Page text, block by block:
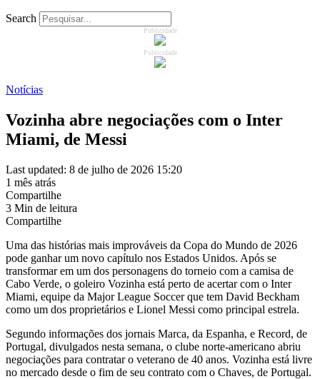
Search
Publicidade
Publicidade
Notícias
Vozinha abre negociações com o Inter
Miami, de Messi
Last updated: 8 de julho de 2026 15:20
1 mês atrás
Compartilhe
3 Min de leitura
Compartilhe
Uma das histórias mais improváveis da Copa do Mundo de 2026
pode ganhar um novo capítulo nos Estados Unidos. Após se
transformar em um dos personagens do torneio com a camisa de
Cabo Verde, o goleiro Vozinha está perto de acertar com o Inter
Miami, equipe da Major League Soccer que tem David Beckham
como um dos proprietários e Lionel Messi como principal estrela.
Segundo informações dos jornais Marca, da Espanha, e Record, de
Portugal, divulgados nesta semana, o clube norte-americano abriu
negociações para contratar o veterano de 40 anos. Vozinha está livre
no mercado desde o fim de seu contrato com o Chaves, de Portugal.